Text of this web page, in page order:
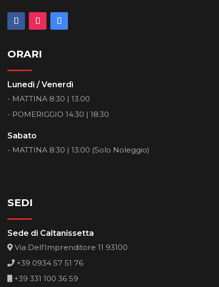
ORARI
Lunedì / Venerdì
- MATTINA 8:30 | 13.00
- POMERIGGIO 14:30 | 18:30
Sabato
- MATTINA 8:30 | 13:00 (Solo Noleggio)
SEDI
Sede di Caltanissetta
Via Dell'Imprenditore 11 93100
+39 0934 57 51 76
+39 331 100 36 59